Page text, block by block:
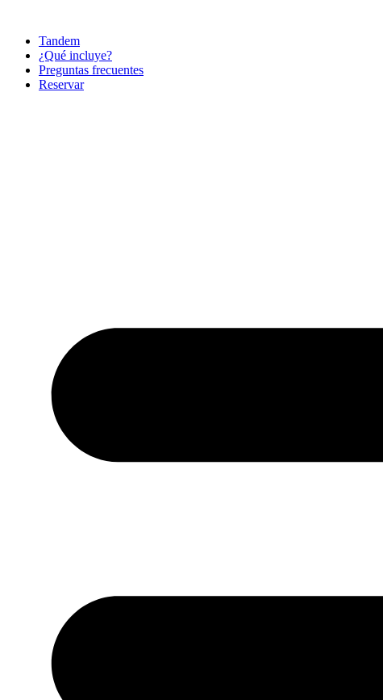
contenidoTandem
¿Qué incluye?
Preguntas frecuentes
Reservar